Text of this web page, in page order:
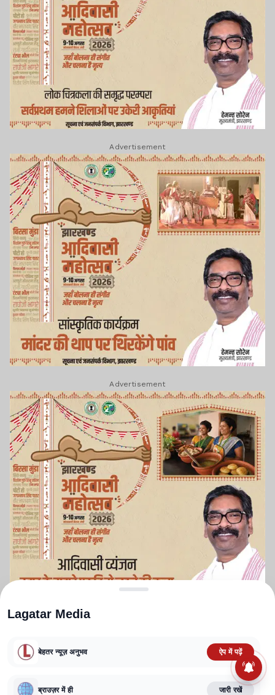
Advertisement
Advertisement
TERMS AND CONDITIONS
CORRECTIONS POLICY
FACT CHECKING POLICY
Lagatar Media
बेहतर न्यूज़ अनुभव ऐप में पढ़ें
ब्राउज़र में ही जारी रखें